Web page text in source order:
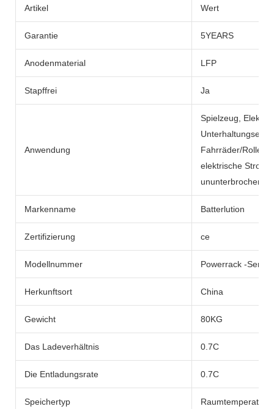
Artikel Wert
Garantie 5YEARS
Anodenmaterial LFP
Stapffrei Ja
Anwendung
Spielzeug,
Fahrräder/Roller,
elektrische
ununterbrochene
Markenname Batterlution
Zertifizierung ce
Modellnummer Powerrack -Serie
Herkunftsort China
Gewicht 80KG
Das Ladeverhältnis 0.7C
Die Entladungsrate 0.7C
Speichertyp Raumtemperatur